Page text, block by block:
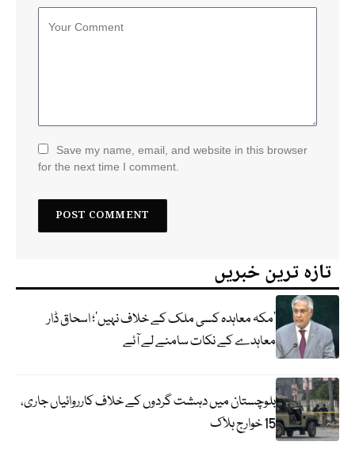
Save my name, email, and website in this browser
for the next time I comment.
تازہ ترین خبریں
‘مکہ معاہدہ کسی ملک کے خلاف نہیں’؛ اسحاق ڈار
معاہدے کے نکات سامنے لے آئے
بلوچستان میں دہشت گردوں کے خلاف کارروائیاں جاری،
15 خوارج ہلاک